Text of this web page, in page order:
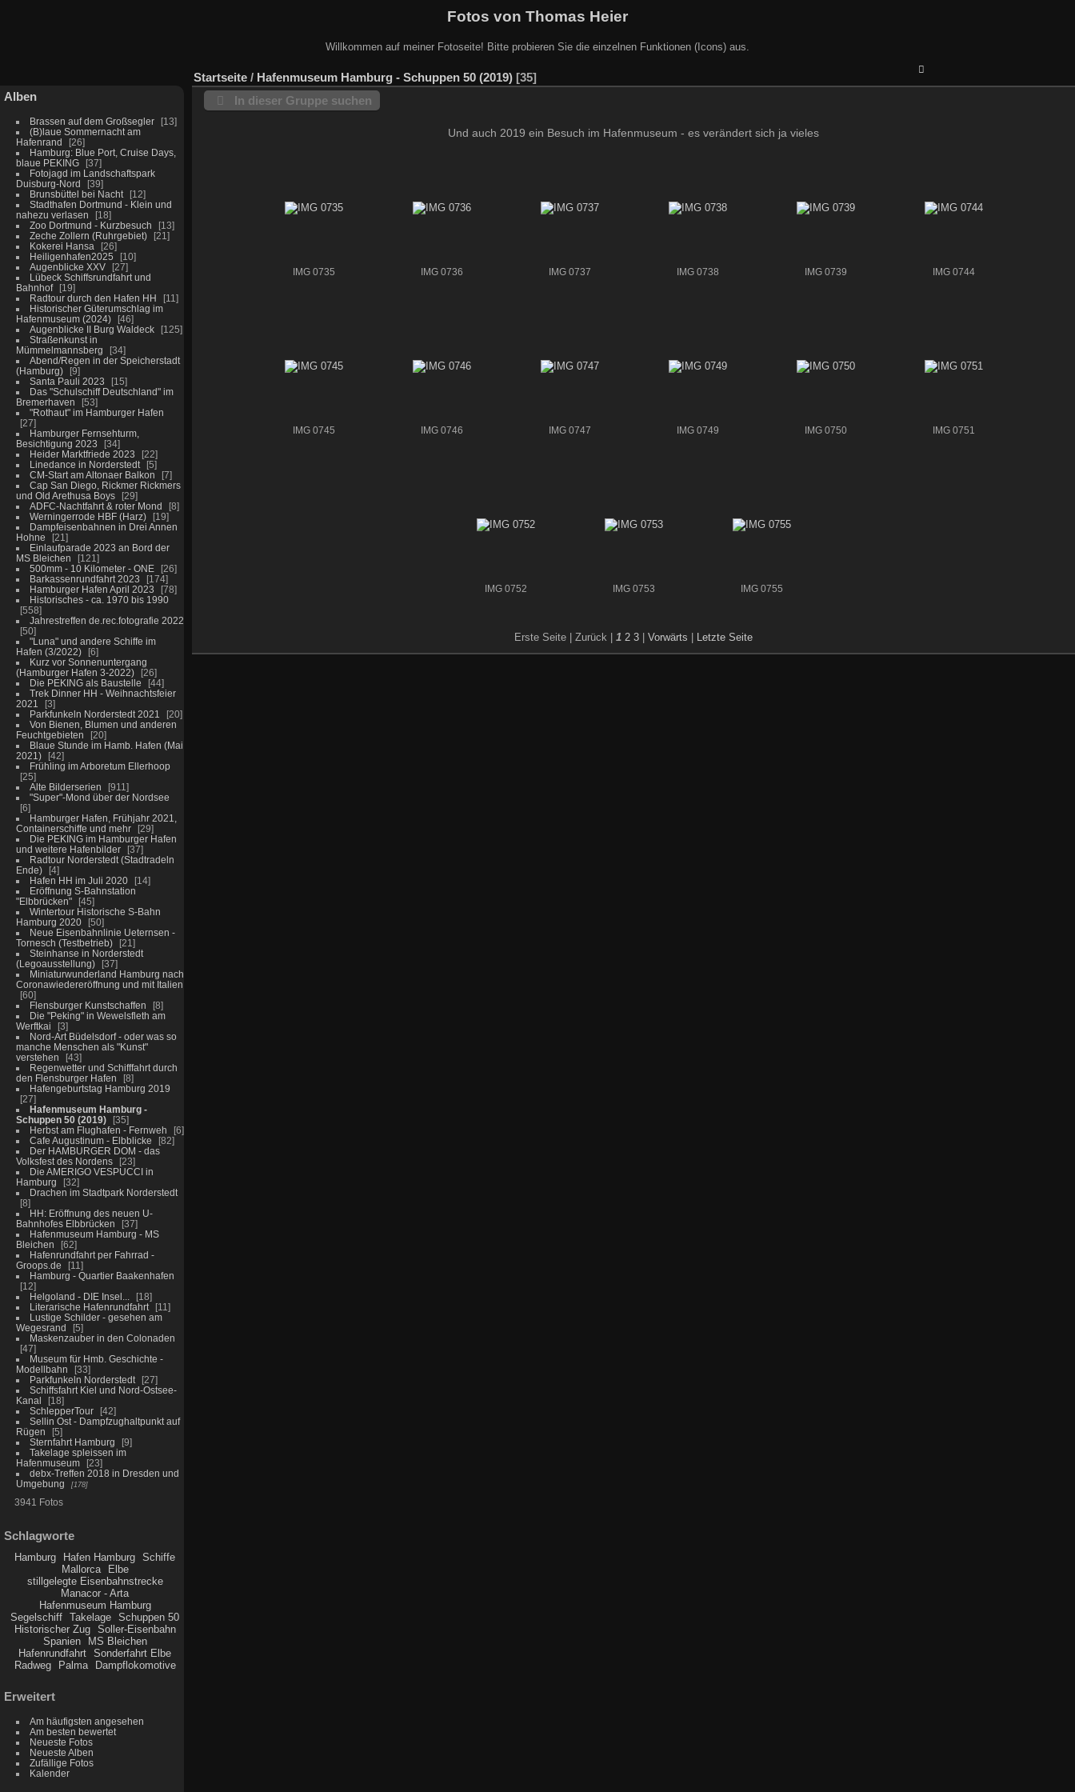
Fotos von Thomas Heier
Willkommen auf meiner Fotoseite! Bitte probieren Sie die einzelnen Funktionen (Icons) aus.
Alben
Brassen auf dem Großsegler
13
(B)laue Sommernacht am
Hafenrand
26
Hamburg: Blue Port, Cruise Days,
blaue PEKING
37
Fotojagd im Landschaftspark
Duisburg-Nord
39
Brunsbüttel bei Nacht
12
Stadthafen Dortmund - Klein und
nahezu verlasen
18
Zoo Dortmund - Kurzbesuch
13
Zeche Zollern (Ruhrgebiet)
21
Kokerei Hansa
26
Heiligenhafen2025
10
Augenblicke XXV
27
Lübeck Schiffsrundfahrt und
Bahnhof
19
Radtour durch den Hafen HH
11
Historischer Güterumschlag im
Hafenmuseum (2024)
46
Augenblicke II Burg Waldeck
125
Straßenkunst in
Mümmelmannsberg
34
Abend/Regen in der Speicherstadt
(Hamburg)
9
Santa Pauli 2023
15
Das "Schulschiff Deutschland" im
Bremerhaven
53
"Rothaut" im Hamburger Hafen
27
Hamburger Fernsehturm,
Besichtigung 2023
34
Heider Marktfriede 2023
22
Linedance in Norderstedt
5
CM-Start am Altonaer Balkon
7
Cap San Diego, Rickmer Rickmers
und Old Arethusa Boys
29
ADFC-Nachtfahrt & roter Mond
8
Werningerrode HBF (Harz)
19
Dampfeisenbahnen in Drei Annen
Hohne
21
Einlaufparade 2023 an Bord der
MS Bleichen
121
500mm - 10 Kilometer - ONE
26
Barkassenrundfahrt 2023
174
Hamburger Hafen April 2023
78
Historisches - ca. 1970 bis 1990
558
Jahrestreffen de.rec.fotografie 2022
50
"Luna" und andere Schiffe im
Hafen (3/2022)
6
Kurz vor Sonnenuntergang
(Hamburger Hafen 3-2022)
26
Die PEKING als Baustelle
44
Trek Dinner HH - Weihnachtsfeier
2021
3
Parkfunkeln Norderstedt 2021
20
Von Bienen, Blumen und anderen
Feuchtgebieten
20
Blaue Stunde im Hamb. Hafen (Mai
2021)
42
Frühling im Arboretum Ellerhoop
25
Alte Bilderserien
911
"Super"-Mond über der Nordsee
6
Hamburger Hafen, Frühjahr 2021,
Containerschiffe und mehr
29
Die PEKING im Hamburger Hafen
und weitere Hafenbilder
37
Radtour Norderstedt (Stadtradeln
Ende)
4
Hafen HH im Juli 2020
14
Eröffnung S-Bahnstation
"Elbbrücken"
45
Wintertour Historische S-Bahn
Hamburg 2020
50
Neue Eisenbahnlinie Ueternsen -
Tornesch (Testbetrieb)
21
Steinhanse in Norderstedt
(Legoausstellung)
37
Miniaturwunderland Hamburg nach
Coronawiedereröffnung und mit Italien
60
Flensburger Kunstschaffen
8
Die "Peking" in Wewelsfleth am
Werftkai
3
Nord-Art Büdelsdorf - oder was so
manche Menschen als "Kunst"
verstehen
43
Regenwetter und Schifffahrt durch
den Flensburger Hafen
8
Hafengeburtstag Hamburg 2019
27
Hafenmuseum Hamburg -
Schuppen 50 (2019)
35
Herbst am Flughafen - Fernweh
6
Cafe Augustinum - Elbblicke
82
Der HAMBURGER DOM - das
Volksfest des Nordens
23
Die AMERIGO VESPUCCI in
Hamburg
32
Drachen im Stadtpark Norderstedt
8
HH: Eröffnung des neuen U-
Bahnhofes Elbbrücken
37
Hafenmuseum Hamburg - MS
Bleichen
62
Hafenrundfahrt per Fahrrad -
Groops.de
11
Hamburg - Quartier Baakenhafen
12
Helgoland - DIE Insel...
18
Literarische Hafenrundfahrt
11
Lustige Schilder - gesehen am
Wegesrand
5
Maskenzauber in den Colonaden
47
Museum für Hmb. Geschichte -
Modellbahn
33
Parkfunkeln Norderstedt
27
Schiffsfahrt Kiel und Nord-Ostsee-
Kanal
18
SchlepperTour
42
Sellin Ost - Dampfzughaltpunkt auf
Rügen
5
Sternfahrt Hamburg
9
Takelage spleissen im
Hafenmuseum
23
debx-Treffen 2018 in Dresden und
Umgebung
178
3941 Fotos
Schlagworte
Hamburg Hafen Hamburg
Schiffe
Mallorca
Elbe
stillgelegte Eisenbahnstrecke
Manacor - Arta
Hafenmuseum Hamburg
Segelschiff
Takelage
Schuppen 50
Historischer Zug
Soller-Eisenbahn
Spanien
MS Bleichen
Hafenrundfahrt
Sonderfahrt Elbe
Radweg
Palma Dampflokomotive
Erweitert
Am häufigsten angesehen
Am besten bewertet
Neueste Fotos
Neueste Alben
Zufällige Fotos
Kalender
Startseite / Hafenmuseum Hamburg - Schuppen 50 (2019) 35
In dieser Gruppe suchen
Und auch 2019 ein Besuch im Hafenmuseum - es verändert sich ja vieles
IMG 0735 IMG 0736 IMG 0737 IMG 0738 IMG 0739 IMG 0744
IMG 0745 IMG 0746 IMG 0747 IMG 0749 IMG 0750 IMG 0751
IMG 0752 IMG 0753 IMG 0755
Erste Seite | Zurück | 1 2 3 Vorwärts Letzte Seite